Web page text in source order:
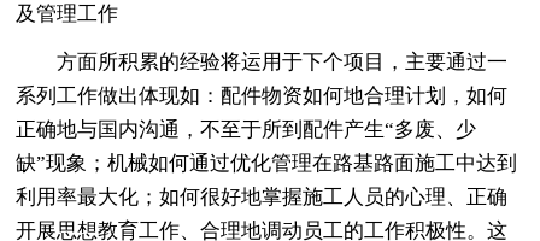
及管理工作
方面所积累的经验将运用于下个项目，主要通过一
系列工作做出体现如：配件物资如何地合理计划，如何
正确地与国内沟通，不至于所到配件产生“多废、少
缺”现象；机械如何通过优化管理在路基路面施工中达到
利用率最大化；如何很好地掌握施工人员的心理、正确
开展思想教育工作、合理地调动员工的工作积极性。这